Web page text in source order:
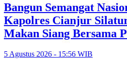
Bangun Semangat
Kapolres Cianjur
Makan Siang Bersama
5 Agustus 2026 - 15:56 WIB